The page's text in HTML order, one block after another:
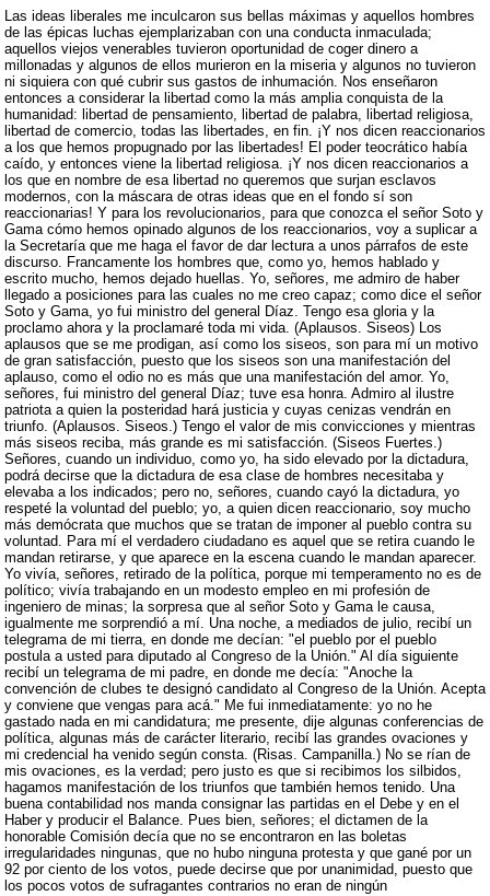
Las ideas liberales me inculcaron sus bellas máximas y aquellos hombres
de las épicas luchas ejemplarizaban con una conducta inmaculada;
aquellos viejos venerables tuvieron oportunidad de coger dinero a
millonadas y algunos de ellos murieron en la miseria y algunos no tuvieron
ni siquiera con qué cubrir sus gastos de inhumación. Nos enseñaron
entonces a considerar la libertad como la más amplia conquista de la
humanidad: libertad de pensamiento, libertad de palabra, libertad religiosa,
libertad de comercio, todas las libertades, en fin. ¡Y nos dicen reaccionarios
a los que hemos propugnado por las libertades! El poder teocrático había
caído, y entonces viene la libertad religiosa. ¡Y nos dicen reaccionarios a
los que en nombre de esa libertad no queremos que surjan esclavos
modernos, con la máscara de otras ideas que en el fondo sí son
reaccionarias! Y para los revolucionarios, para que conozca el señor Soto y
Gama cómo hemos opinado algunos de los reaccionarios, voy a suplicar a
la Secretaría que me haga el favor de dar lectura a unos párrafos de este
discurso. Francamente los hombres que, como yo, hemos hablado y
escrito mucho, hemos dejado huellas. Yo, señores, me admiro de haber
llegado a posiciones para las cuales no me creo capaz; como dice el señor
Soto y Gama, yo fui ministro del general Díaz. Tengo esa gloria y la
proclamo ahora y la proclamaré toda mi vida. (Aplausos. Siseos) Los
aplausos que se me prodigan, así como los siseos, son para mí un motivo
de gran satisfacción, puesto que los siseos son una manifestación del
aplauso, como el odio no es más que una manifestación del amor. Yo,
señores, fui ministro del general Díaz; tuve esa honra. Admiro al ilustre
patriota a quien la posteridad hará justicia y cuyas cenizas vendrán en
triunfo. (Aplausos. Siseos.) Tengo el valor de mis convicciones y mientras
más siseos reciba, más grande es mi satisfacción. (Siseos Fuertes.)
Señores, cuando un individuo, como yo, ha sido elevado por la dictadura,
podrá decirse que la dictadura de esa clase de hombres necesitaba y
elevaba a los indicados; pero no, señores, cuando cayó la dictadura, yo
respeté la voluntad del pueblo; yo, a quien dicen reaccionario, soy mucho
más demócrata que muchos que se tratan de imponer al pueblo contra su
voluntad. Para mí el verdadero ciudadano es aquel que se retira cuando le
mandan retirarse, y que aparece en la escena cuando le mandan aparecer.
Yo vivía, señores, retirado de la política, porque mi temperamento no es de
político; vivía trabajando en un modesto empleo en mi profesión de
ingeniero de minas; la sorpresa que al señor Soto y Gama le causa,
igualmente me sorprendió a mí. Una noche, a mediados de julio, recibí un
telegrama de mi tierra, en donde me decían: "el pueblo por el pueblo
postula a usted para diputado al Congreso de la Unión." Al día siguiente
recibí un telegrama de mi padre, en donde me decía: "Anoche la
convención de clubes te designó candidato al Congreso de la Unión. Acepta
y conviene que vengas para acá." Me fui inmediatamente: yo no he
gastado nada en mi candidatura; me presente, dije algunas conferencias de
política, algunas más de carácter literario, recibí las grandes ovaciones y
mi credencial ha venido según consta. (Risas. Campanilla.) No se rían de
mis ovaciones, es la verdad; pero justo es que si recibimos los silbidos,
hagamos manifestación de los triunfos que también hemos tenido. Una
buena contabilidad nos manda consignar las partidas en el Debe y en el
Haber y producir el Balance. Pues bien, señores; el dictamen de la
honorable Comisión decía que no se encontraron en las boletas
irregularidades ningunas, que no hubo ninguna protesta y que gané por un
92 por ciento de los votos, puede decirse que por unanimidad, puesto que
los pocos votos de sufragantes contrarios no eran de ningún